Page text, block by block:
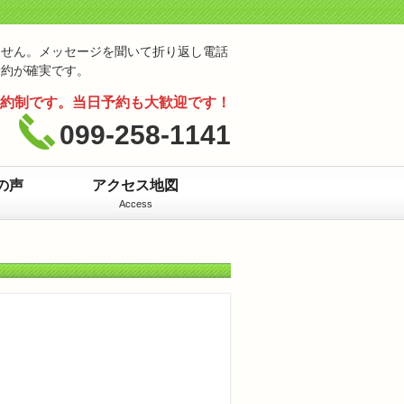
ん。メッセージを聞いて折り返し電話
が確実です。
制です。当日予約も大歓迎です！
099-258-1141
声 アクセス地図
Access